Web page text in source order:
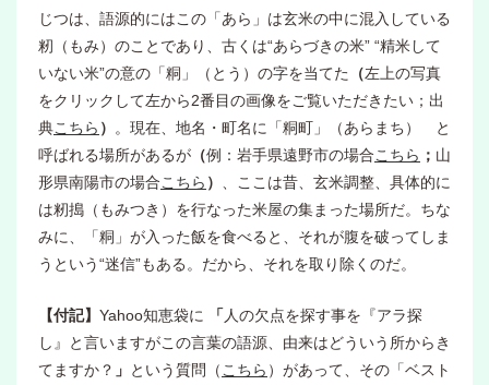
じつは、語源的にはこの「あら」は玄米の中に混入している
籾（もみ）のことであり、古くは“あらづきの米” “精米して
いない米”の意の「粡」（とう）の字を当てた
（左上の写真
をクリックして左から2番目の画像をご覧いただきたい；出
典こちら ）
。現在、地名・町名に「粡町」（あらまち） と
呼ばれる場所があるが （例：岩手県遠野市の場合こちら ； 山
形県南陽市の場合こちら ）
、ここは昔、玄米調整、具体的に
は籾搗（もみつき）を行なった米屋の集まった場所だ。ちな
みに、「粡」が入った飯を食べると、それが腹を破ってしま
うという“迷信”もある。だから、それを取り除くのだ。
【付記】 Yahoo知恵袋に 「 人の欠点を探す事を『アラ探
し』と言いますがこの言葉の語源、由来はどういう所からき
てますか？ 」 という質問（ こちら ）があって、その「ベスト